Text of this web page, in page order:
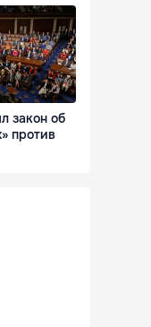
закон об
против